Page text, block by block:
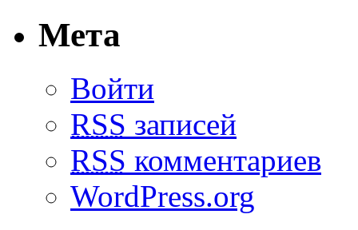
Мета
Войти
RSS записей
RSS комментариев
WordPress.org